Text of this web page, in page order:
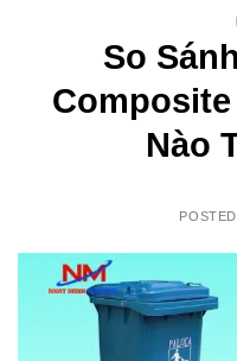
So
Composite
Nào